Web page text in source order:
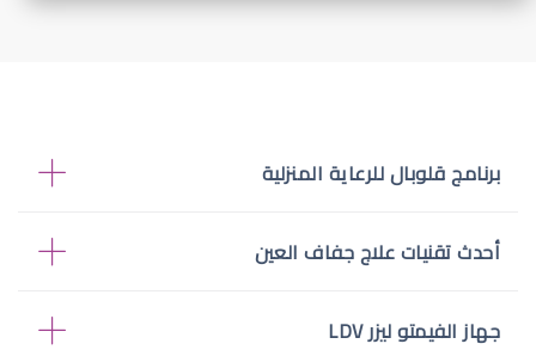
برنامج قلوبال للرعاية المنزلية
أحدث تقنيات علاج جفاف العين
جهاز الفيمتو ليزر LDV